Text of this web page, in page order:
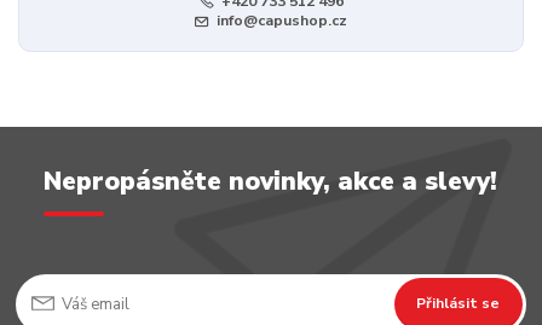
info@capushop.cz
Nepropásněte novinky, akce a slevy!
Přihlásit se